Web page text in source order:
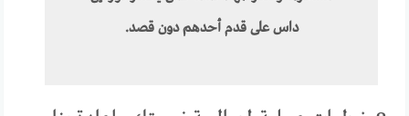
داس على قدم أحدهم دون قصد.